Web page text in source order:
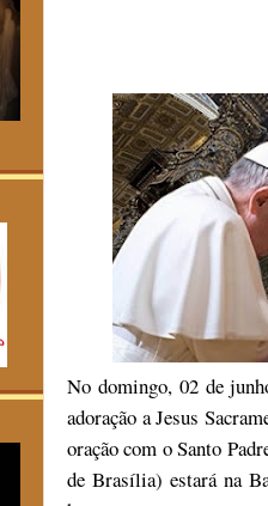
No domingo, 02 de
adoração a Jesus
oração com o Santo
de Brasília) estará na